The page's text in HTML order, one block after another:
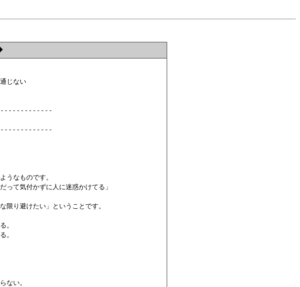
じない
なものです。
て気付かずに人に迷惑かけてる」
り避けたい」ということです。
。
。
ない。